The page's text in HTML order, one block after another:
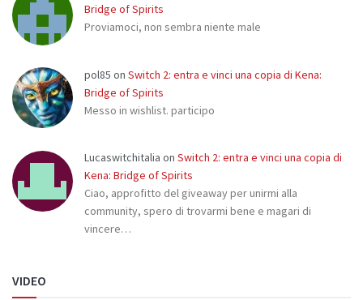
Bridge of Spirits
Proviamoci, non sembra niente male
pol85 on Switch 2: entra e vinci una copia di Kena:
Bridge of Spirits
Messo in wishlist. participo
Lucaswitchitalia on Switch 2: entra e vinci una copia di
Kena: Bridge of Spirits
Ciao, approfitto del giveaway per unirmi alla
community, spero di trovarmi bene e magari di
vincere…
VIDEO